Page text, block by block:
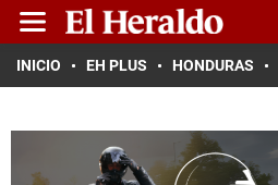
INICIO EH PLUS HONDURAS